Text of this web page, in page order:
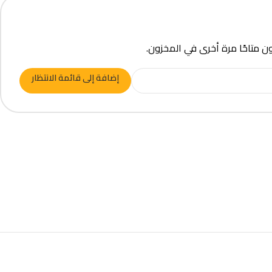
متاحًا مرة أخرى في المخزون.
إضافة إلى قائمة الانتظار